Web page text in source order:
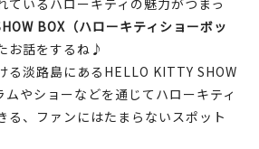
b
o
o
k
BOX（ハローキティショーボッ
お話をするね♪
る淡路島にあるHELLO KITTY SHOW
やショーなどを通じてハローキティ
る、ファンにはたまらないスポット